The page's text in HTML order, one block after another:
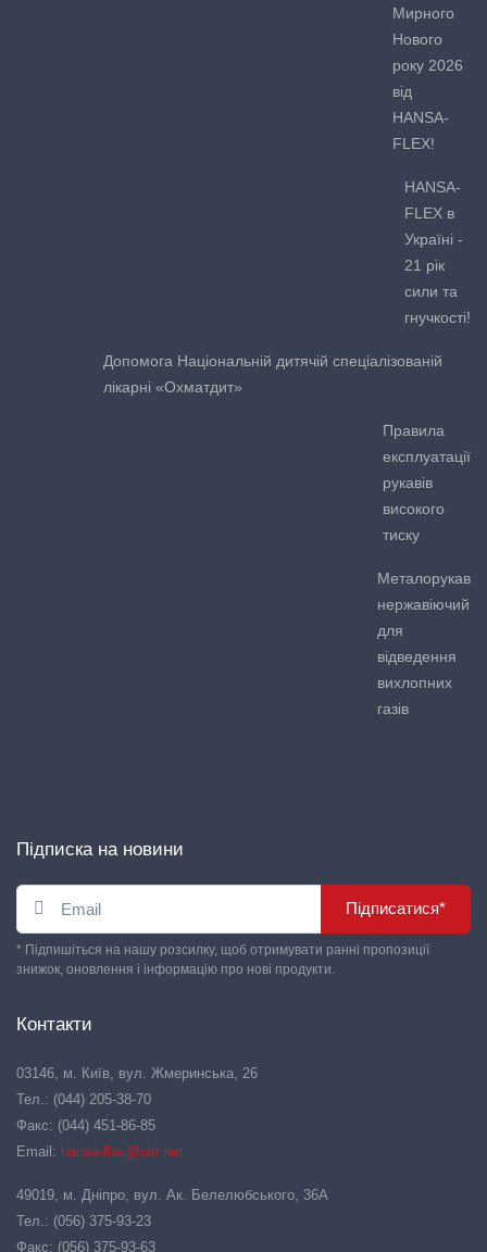
Мирного
Нового
року 2026
від
HANSA-
FLEX!
HANSA-
FLEX в
Україні -
21 рік
сили та
гнучкості!
Допомога Національній дитячій спеціалізованій
лікарні «Охматдит»
Правила
експлуатації
рукавів
високого
тиску
Металорукав
нержавіючий
для
відведення
вихлопних
газів
Підписка на новини
Підписатися*
* Підпишіться на нашу розсилку, щоб отримувати ранні пропозиції
знижок, оновлення і інформацію про нові продукти.
Контакти
03146, м. Київ, вул. Жмеринська, 26
Тел.: (044) 205-38-70
Факс: (044) 451-86-85
Email: hansa-flex@ukr.net
49019, м. Дніпро, вул. Ак. Белелюбського, 36А
Тел.: (056) 375-93-23
Факс: (056) 375-93-63